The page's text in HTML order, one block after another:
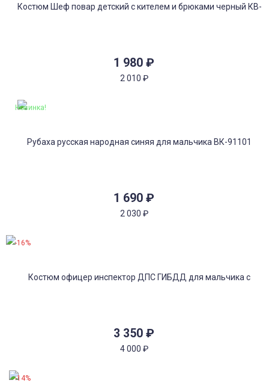
1 980 ₽
2 010 ₽
1 690 ₽
2 030 ₽
Новинка!
3 350 ₽
4 000 ₽
-16%
-14%